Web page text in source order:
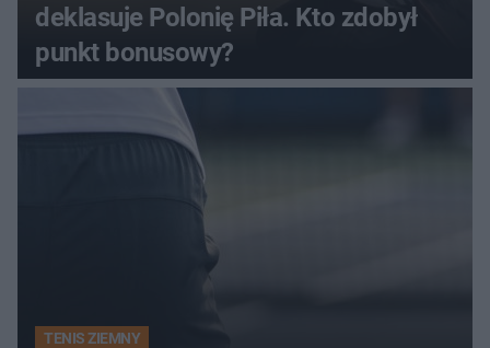
deklasuje Polonię Piła. Kto zdobył
punkt bonusowy?
TENIS ZIEMNY